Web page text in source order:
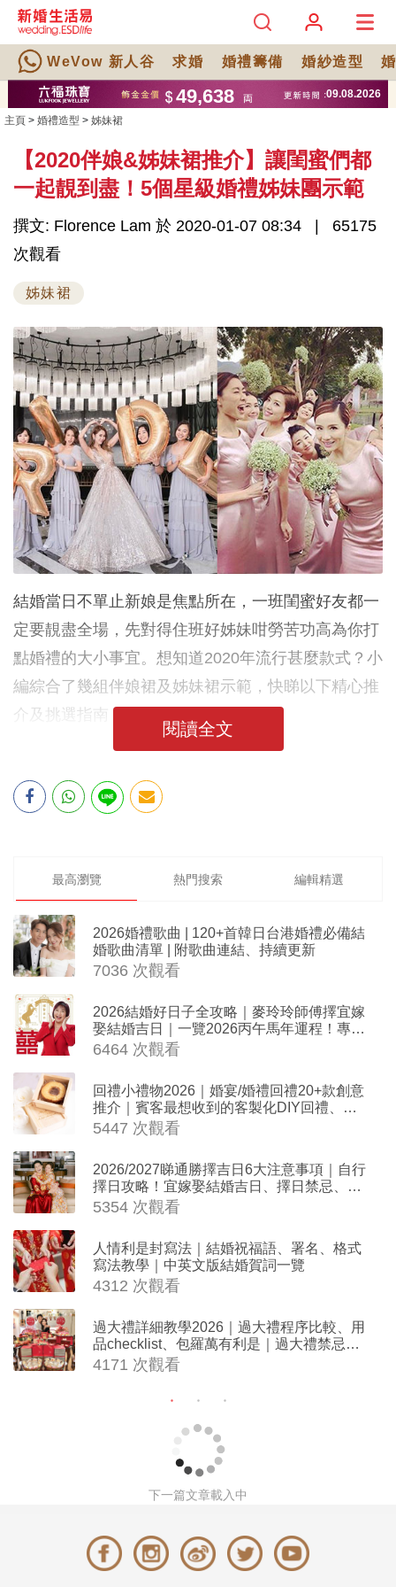
WeVow 新人谷 求婚 婚禮籌備 婚紗造型
主頁 > 婚禮造型 > 姊妹裙
【2020伴娘&姊妹裙推介】讓閨蜜們都
一起靚到盡！5個星級婚禮姊妹團示範
撰文: Florence Lam 於 2020-01-07 08:34
65175
次觀看
姊妹裙
結婚當日不單止新娘是焦點所在，一班閨蜜好友都一
定要靚盡全場，先對得住班好姊妹咁勞苦功高為你打
點婚禮的大小事宜。想知道2020年流行甚麼款式？小
編綜合了幾組伴娘裙及姊妹裙示範，快睇以下精心推
介及挑選指南！
閱讀全文
最高瀏覽 熱門搜索 編輯精選
2026婚禮歌曲 | 120+首韓日台港婚禮必備結
婚歌曲清單 | 附歌曲連結、持續更新
7036 次觀看
2026結婚好日子全攻略｜麥玲玲師傅擇宜嫁
娶結婚吉日｜一覽2026丙午馬年運程！專業
擇日結婚+避開沖煞生肖指南
6464 次觀看
回禮小禮物2026｜婚宴/婚禮回禮20+款創意
推介｜賓客最想收到的客製化DIY回禮、姊
妹禮物（持續更新）
5447 次觀看
2026/2027睇通勝擇吉日6大注意事項｜自行
擇日攻略！宜嫁娶結婚吉日、擇日禁忌、相
沖生肖一覽
5354 次觀看
人情利是封寫法｜結婚祝福語、署名、格式
寫法教學｜中英文版結婚賀詞一覽
4312 次觀看
過大禮詳細教學2026｜過大禮程序比較、用
品checklist、包羅萬有利是｜過大禮禁忌及
吉祥說話
4171 次觀看
下一篇文章載入中